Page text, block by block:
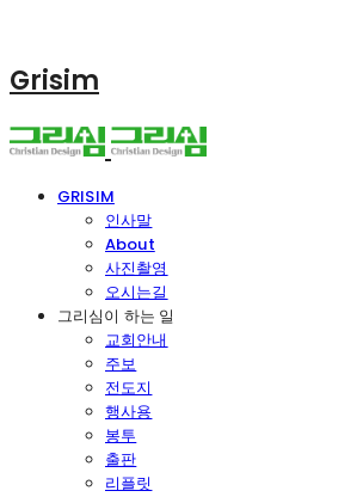
Grisim
GRISIM
인사말
About
사진촬영
오시는길
그리심이 하는 일
교회안내
주보
전도지
행사용
봉투
출판
리플릿